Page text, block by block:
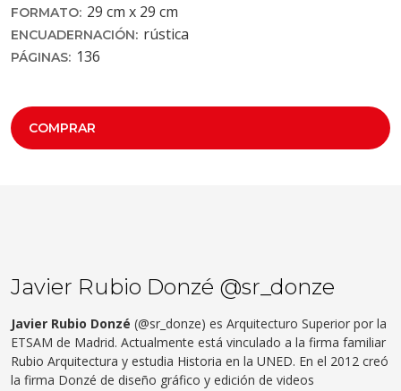
FORMATO: 29 cm x 29 cm
ENCUADERNACIÓN: rústica
PÁGINAS: 136
COMPRAR
Javier Rubio Donzé @sr_donze
Javier Rubio Donzé (@sr_donze) es Arquitecturo Superior por la
ETSAM de Madrid. Actualmente está vinculado a la firma familiar
Rubio Arquitectura y estudia Historia en la UNED. En el 2012 creó
la firma Donzé de diseño gráfico y edición de videos